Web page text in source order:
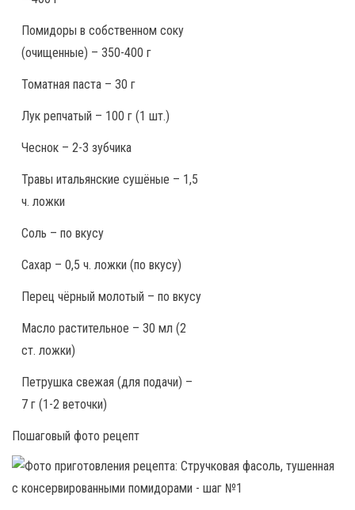
Помидоры в собственном соку
(очищенные) – 350-400 г
Томатная паста – 30 г
Лук репчатый – 100 г (1 шт.)
Чеснок – 2-3 зубчика
Травы итальянские сушёные – 1,5
ч. ложки
Соль – по вкусу
Сахар – 0,5 ч. ложки (по вкусу)
Перец чёрный молотый – по вкусу
Масло растительное – 30 мл (2
ст. ложки)
Петрушка свежая (для подачи) –
7 г (1-2 веточки)
Пошаговый фото рецепт